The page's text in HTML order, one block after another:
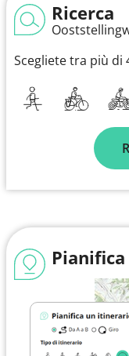
Ricerca
Scegliete tra più di